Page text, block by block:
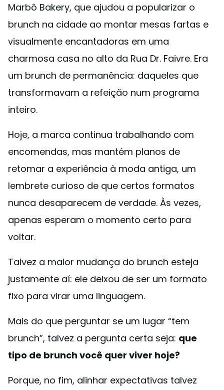
Marbô Bakery, que ajudou a popularizar o
brunch na cidade ao montar mesas fartas e
visualmente encantadoras em uma
charmosa casa no alto da Rua Dr. Faivre. Era
um brunch de permanência: daqueles que
transformavam a refeição num programa
inteiro.
Hoje, a marca continua trabalhando com
encomendas, mas mantém planos de
retomar a experiência à moda antiga, um
lembrete curioso de que certos formatos
nunca desaparecem de verdade. Às vezes,
apenas esperam o momento certo para
voltar.
Talvez a maior mudança do brunch esteja
justamente aí: ele deixou de ser um formato
fixo para virar uma linguagem.
Mais do que perguntar se um lugar “tem
brunch”, talvez a pergunta certa seja: que
tipo de brunch você quer viver hoje?
Porque, no fim, alinhar expectativas talvez